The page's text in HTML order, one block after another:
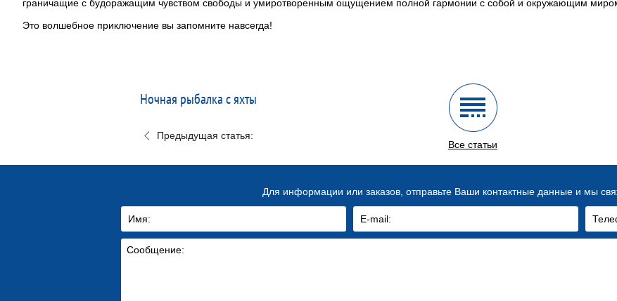
граничащие с будоражащим чувством свободы и умиротворенным ощущением полной гармонии с собой и окружающим
Это волшебное приключение вы запомните навсегда!
Ночная рыбалка с яхты
Предыдущая статья:
Все статьи
Для информации или заказов, отправьте Ваши контактные данные и мы